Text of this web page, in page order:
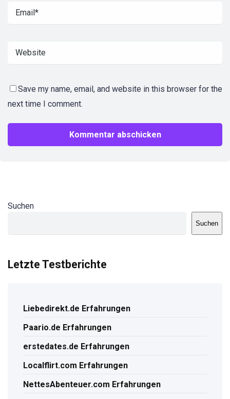
Save my name, email, and website in this browser for the
next time I comment.
Suchen
Suchen
Letzte Testberichte
Liebedirekt.de Erfahrungen
Paario.de Erfahrungen
erstedates.de Erfahrungen
Localflirt.com Erfahrungen
NettesAbenteuer.com Erfahrungen